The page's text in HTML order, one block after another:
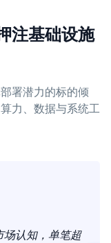
注基础设施
署潜力的标的倾
力、数据与系统工
认知，单笔超